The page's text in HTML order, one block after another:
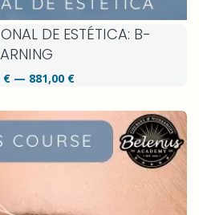
DE ESTÉTICA: B-
€ — 881,00 €